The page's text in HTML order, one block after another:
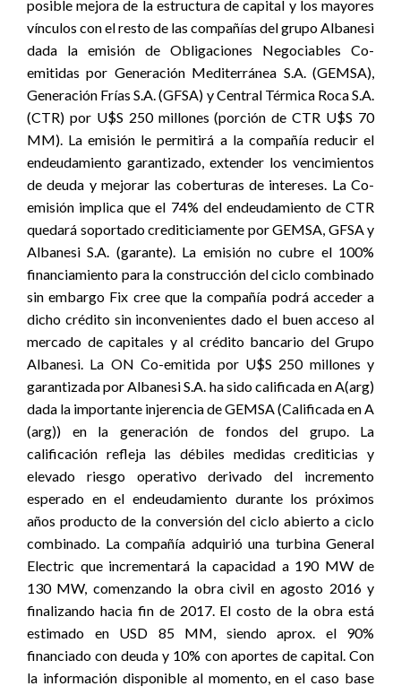
posible mejora de la estructura de capital y los mayores
vínculos con el resto de las compañías del grupo Albanesi
dada la emisión de Obligaciones Negociables Co-
emitidas por Generación Mediterránea S.A. (GEMSA),
Generación Frías S.A. (GFSA) y Central Térmica Roca S.A.
(CTR) por U$S 250 millones (porción de CTR U$S 70
MM). La emisión le permitirá a la compañía reducir el
endeudamiento garantizado, extender los vencimientos
de deuda y mejorar las coberturas de intereses. La Co-
emisión implica que el 74% del endeudamiento de CTR
quedará soportado crediticiamente por GEMSA, GFSA y
Albanesi S.A. (garante). La emisión no cubre el 100%
financiamiento para la construcción del ciclo combinado
sin embargo Fix cree que la compañía podrá acceder a
dicho crédito sin inconvenientes dado el buen acceso al
mercado de capitales y al crédito bancario del Grupo
Albanesi. La ON Co-emitida por U$S 250 millones y
garantizada por Albanesi S.A. ha sido calificada en A(arg)
dada la importante injerencia de GEMSA (Calificada en A
(arg)) en la generación de fondos del grupo. La
calificación refleja las débiles medidas crediticias y
elevado riesgo operativo derivado del incremento
esperado en el endeudamiento durante los próximos
años producto de la conversión del ciclo abierto a ciclo
combinado. La compañía adquirió una turbina General
Electric que incrementará la capacidad a 190 MW de
130 MW, comenzando la obra civil en agosto 2016 y
finalizando hacia fin de 2017. El costo de la obra está
estimado en USD 85 MM, siendo aprox. el 90%
financiado con deuda y 10% con aportes de capital. Con
la información disponible al momento, en el caso base